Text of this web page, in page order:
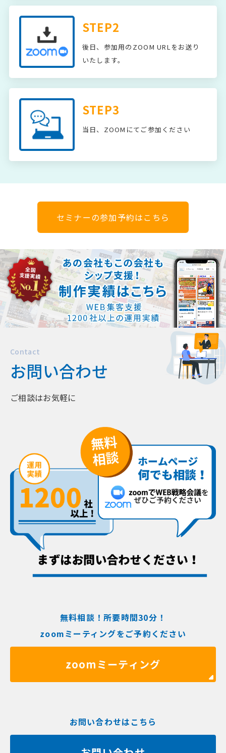
STEP2
後日、参加用のZOOM URLをお送り
いたします。
STEP3
当日、ZOOMにてご参加ください
セミナーの参加予約はこちら
Contact
お問い合わせ
ご相談はお気軽に
無料相談！所要時間30分！
zoomミーティングをご予約ください
zoomミーティング
お問い合わせはこちら